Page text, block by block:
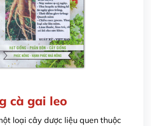
cà gai leo
loại cây dược liệu quen thuộc